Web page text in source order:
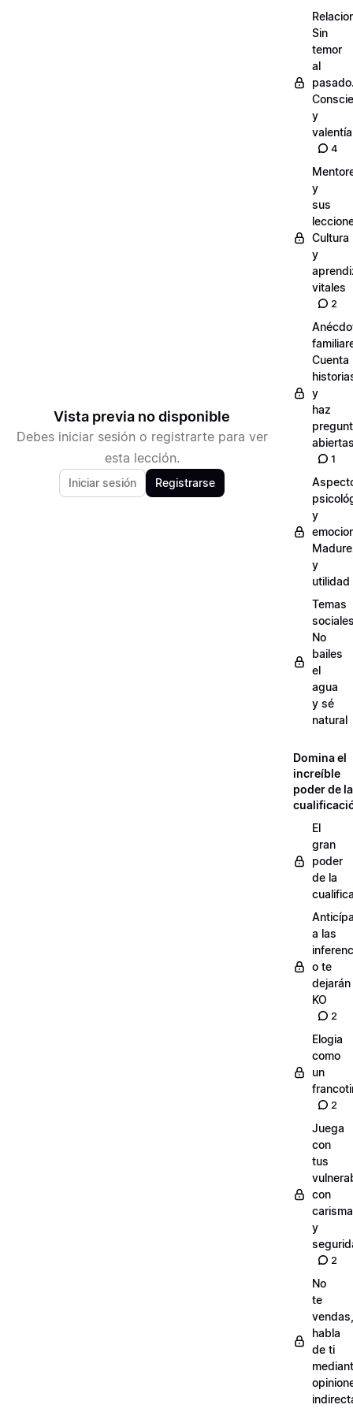
Vista previa no disponible
Debes iniciar sesión o registrarte para ver
esta lección.
Iniciar sesión Registrarse
Sin
temor
al
y
valentía
4
y
sus
Cultura
y
vitales
2
Cuenta
y
haz
1
y
y
utilidad
Temas
No
bailes
el
agua
y sé
natural
Domina el
increíble
poder de la
El
gran
poder
de la
a las
o te
dejarán
KO
2
Elogia
como
un
2
Juega
con
tus
con
carisma
y
2
No
te
vendas,
habla
de ti